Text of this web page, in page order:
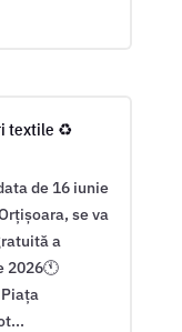
textile ♻️
de 16 iunie
se va
a
2026🕚